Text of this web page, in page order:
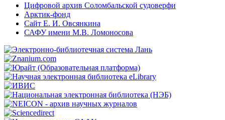
Цифровой архив Соломбальской судоверфи
Арктик-фонд
Сайт Е. И. Овсянкина
САФУ имени М.В. Ломоносова